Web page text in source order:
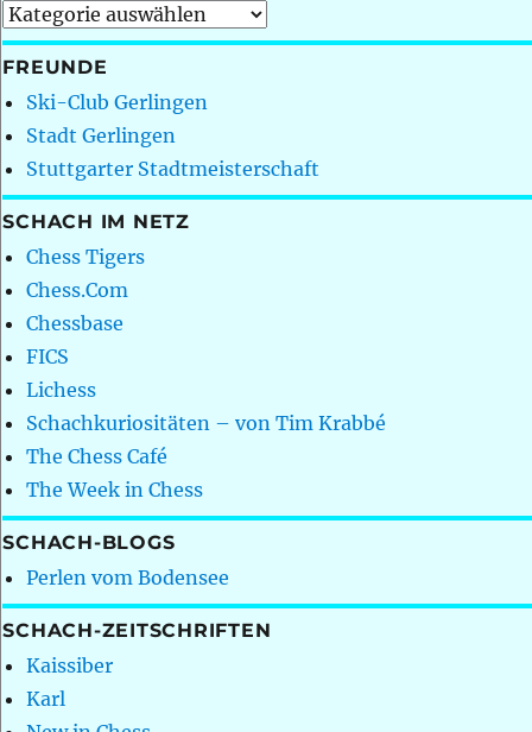
Kategorien
FREUNDE
Ski-Club Gerlingen
Stadt Gerlingen
Stuttgarter Stadtmeisterschaft
SCHACH IM NETZ
Chess Tigers
Chess.Com
Chessbase
FICS
Lichess
Schachkuriositäten – von Tim Krabbé
The Chess Café
The Week in Chess
SCHACH-BLOGS
Perlen vom Bodensee
SCHACH-ZEITSCHRIFTEN
Kaissiber
Karl